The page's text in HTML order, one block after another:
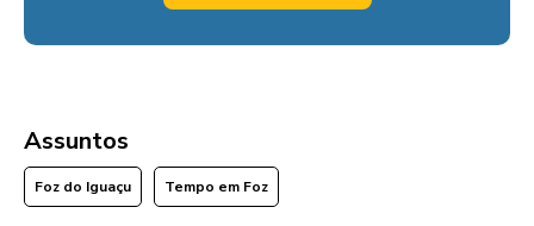
Assuntos
Foz do Iguaçu Tempo em Foz